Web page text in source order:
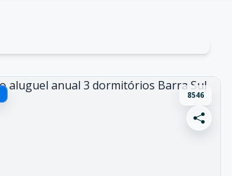
8546